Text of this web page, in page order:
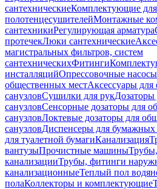
сантехническиеКомплектующие для
полотенцесушителейМонтажные
сантехникиРегулирующая арматура
протечекЛюки сантехнические
магистральных фильтров, систем
сантехническихФитинги
инсталляцийОпрессовочные насосы
общественных местАксессуары
санузловСушилки для рук
санузловСенсорные дозаторы для
санузловЛоктевые дозаторы для
санузловДиспенсеры для бумажных
для туалетной бумагиКанализация
вантузыПрочистные машины
канализацииТрубы, фитинги
канализационныеТеплый пол
полаКоллекторы и комплектующие